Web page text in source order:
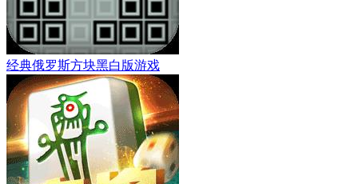
经典俄罗斯方块黑白版游戏